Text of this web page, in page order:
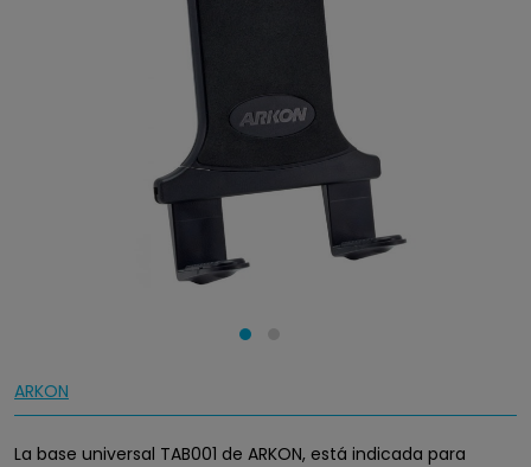
ARKON
La base universal TAB001 de ARKON, está indicada para